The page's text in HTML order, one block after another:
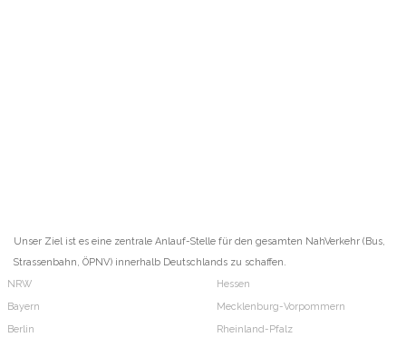
Unser Ziel ist es eine zentrale Anlauf-Stelle für den gesamten NahVerkehr (Bus,
Strassenbahn, ÖPNV) innerhalb Deutschlands zu schaffen.
NRW
Bayern
Berlin
Hessen
Mecklenburg-Vorpommern
Rheinland-Pfalz